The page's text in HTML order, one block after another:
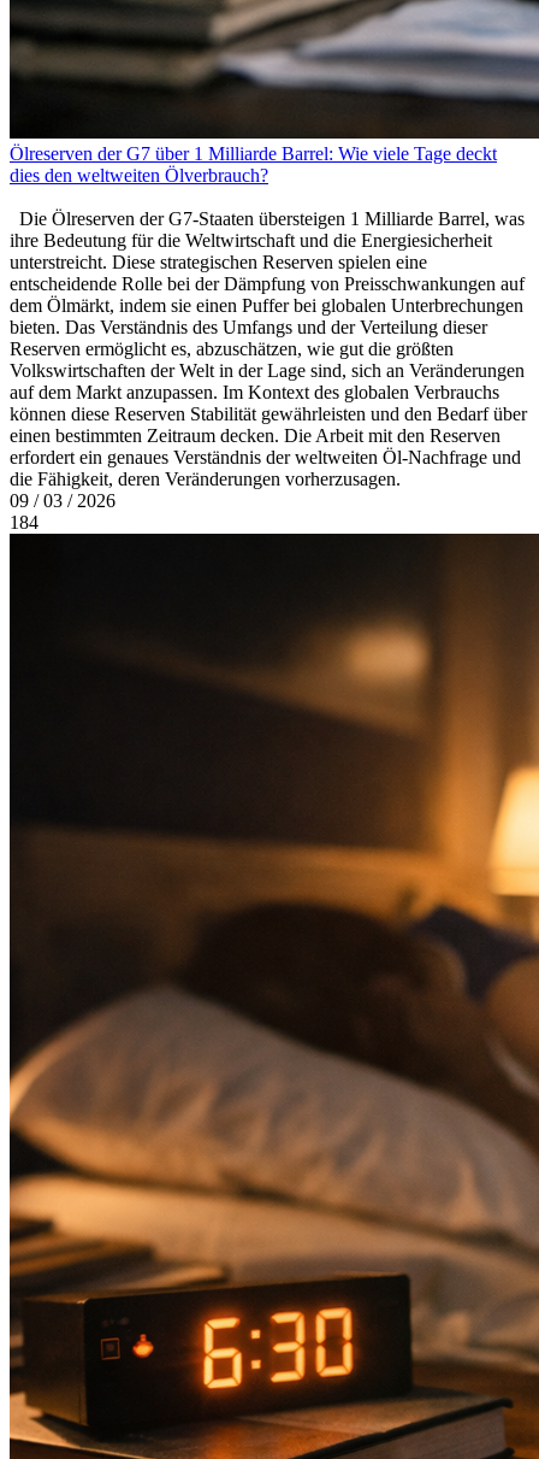
Ölreserven der G7 über 1 Milliarde Barrel: Wie viele Tage deckt
dies den weltweiten Ölverbrauch?
Die Ölreserven der G7-Staaten übersteigen 1 Milliarde Barrel, was
ihre Bedeutung für die Weltwirtschaft und die Energiesicherheit
unterstreicht. Diese strategischen Reserven spielen eine
entscheidende Rolle bei der Dämpfung von Preisschwankungen auf
dem Ölmärkt, indem sie einen Puffer bei globalen Unterbrechungen
bieten. Das Verständnis des Umfangs und der Verteilung dieser
Reserven ermöglicht es, abzuschätzen, wie gut die größten
Volkswirtschaften der Welt in der Lage sind, sich an Veränderungen
auf dem Markt anzupassen. Im Kontext des globalen Verbrauchs
können diese Reserven Stabilität gewährleisten und den Bedarf über
einen bestimmten Zeitraum decken. Die Arbeit mit den Reserven
erfordert ein genaues Verständnis der weltweiten Öl-Nachfrage und
die Fähigkeit, deren Veränderungen vorherzusagen.
09 / 03 / 2026
184